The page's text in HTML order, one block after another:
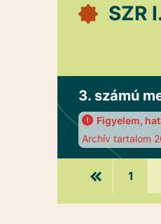
SZR
3. számú
Figyelem,
Archív tartalom
1